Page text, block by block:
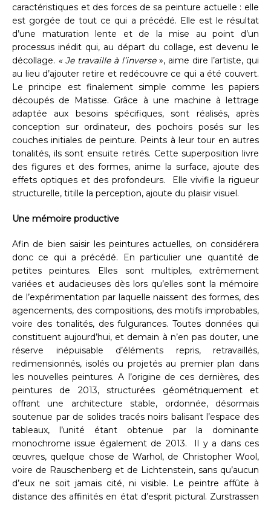
caractéristiques et des forces de sa peinture actuelle : elle
est gorgée de tout ce qui a précédé. Elle est le résultat
d’une maturation lente et de la mise au point d’un
processus inédit qui, au départ du collage, est devenu le
décollage. « Je travaille à l’inverse», aime dire l’artiste, qui
au lieu d’ajouter retire et redécouvre ce qui a été couvert.
Le principe est finalement simple comme les papiers
découpés de Matisse. Grâce à une machine à lettrage
adaptée aux besoins spécifiques, sont réalisés, après
conception sur ordinateur, des pochoirs posés sur les
couches initiales de peinture. Peints à leur tour en autres
tonalités, ils sont ensuite retirés. Cette superposition livre
des figures et des formes, anime la surface, ajoute des
effets optiques et des profondeurs. Elle vivifie la rigueur
structurelle, titille la perception, ajoute du plaisir visuel.
Une mémoire productive
Afin de bien saisir les peintures actuelles, on considérera
donc ce qui a précédé. En particulier une quantité de
petites peintures. Elles sont multiples, extrêmement
variées et audacieuses dès lors qu’elles sont la mémoire
de l’expérimentation par laquelle naissent des formes, des
agencements, des compositions, des motifs improbables,
voire des tonalités, des fulgurances. Toutes données qui
constituent aujourd’hui, et demain à n’en pas douter, une
réserve inépuisable d’éléments repris, retravaillés,
redimensionnés, isolés ou projetés au premier plan dans
les nouvelles peintures. A l’origine de ces dernières, des
peintures de 2013, structurées géométriquement et
offrant une architecture stable, ordonnée, désormais
soutenue par de solides tracés noirs balisant l’espace des
tableaux, l’unité étant obtenue par la dominante
monochrome issue également de 2013. Il y a dans ces
œuvres, quelque chose de Warhol, de Christopher Wool,
voire de Rauschenberg et de Lichtenstein, sans qu’aucun
d’eux ne soit jamais cité, ni visible. Le peintre affûte à
distance des affinités en état d’esprit pictural. Zurstrassen